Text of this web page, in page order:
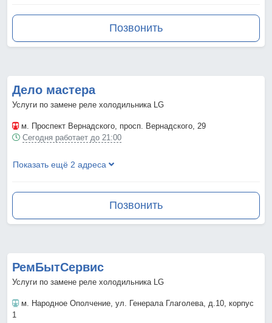
Позвонить
Дело мастера
Услуги по замене реле холодильника LG
м. Проспект Вернадского, просп. Вернадского, 29
Сегодня работает до 21:00
Показать ещё 2 адреса
Позвонить
РемБытСервис
Услуги по замене реле холодильника LG
м. Народное Ополчение, ул. Генерала Глаголева, д.10, корпус
1